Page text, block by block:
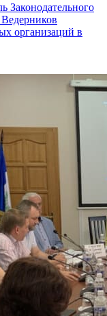
Законодательного
организаций в